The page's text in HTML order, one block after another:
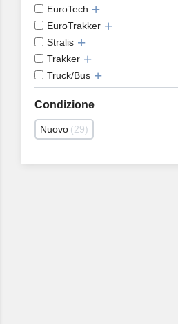
EuroTech
EuroTrakker
Stralis
Trakker
Truck/Bus
Condizione
Nuovo 29